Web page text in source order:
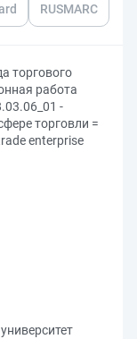
RUSMARC
торгового
работа
-
торговли =
enterprise